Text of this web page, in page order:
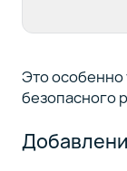
Это особенно
безопасного